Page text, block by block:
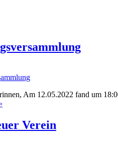
Am 12.05.2022 fand um
Verein